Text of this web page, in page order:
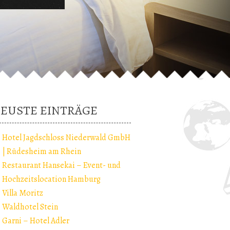
EINTRÄGE
Hotel Jagdschloss Niederwald GmbH
| Rüdesheim am Rhein
Restaurant Hansekai – Event- und
Hochzeitslocation Hamburg
Villa Moritz
Waldhotel Stein
Garni – Hotel Adler